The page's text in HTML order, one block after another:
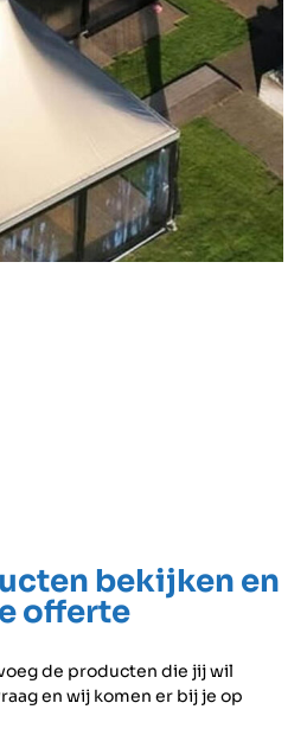
bekijken en
offerte
de producten die jij wil
en wij komen er bij je op